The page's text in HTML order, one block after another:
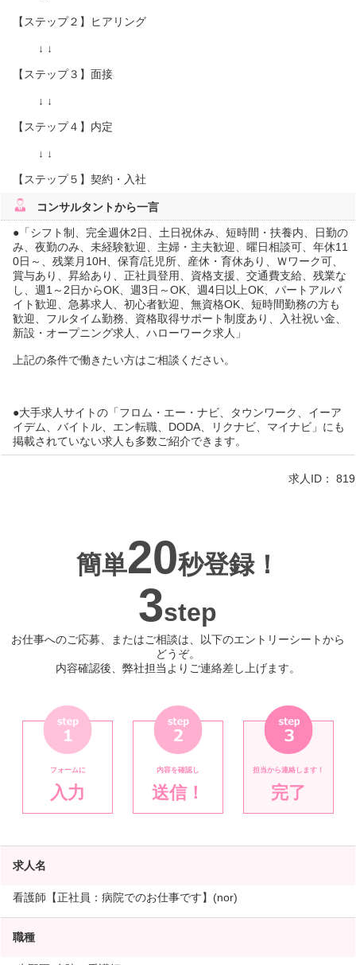
【ステップ２】ヒアリング
↓ ↓
【ステップ３】面接
↓ ↓
【ステップ４】内定
↓ ↓
【ステップ５】契約・入社
コンサルタントから一言
●「シフト制、完全週休2日、土日祝休み、短時間・扶養内、日勤の
み、夜勤のみ、未経験歓迎、主婦・主夫歓迎、曜日相談可、年休11
0日～、残業月10H、保育/託児所、産休・育休あり、Ｗワーク可、
賞与あり、昇給あり、正社員登用、資格支援、交通費支給、残業な
し、週1～2日からOK、週3日～OK、週4日以上OK、パートアルバ
イト歓迎、急募求人、初心者歓迎、無資格OK、短時間勤務の方も
歓迎、フルタイム勤務、資格取得サポート制度あり、入社祝い金、
新設・オープニング求人、ハローワーク求人」
上記の条件で働きたい方はご相談ください。
●大手求人サイトの「フロム・エー・ナビ、タウンワーク、イーア
イデム、バイトル、エン転職、DODA、リクナビ、マイナビ」にも
掲載されていない求人も多数ご紹介できます。
求人ID： 819
簡単20秒登録！
3step
お仕事へのご応募、またはご相談は、以下のエントリーシートから
どうぞ。
内容確認後、弊社担当よりご連絡差し上げます。
フォームに
入力
内容を確認し
送信！
担当から連絡します！
完了
求人名
看護師【正社員：病院でのお仕事です】(nor)
職種